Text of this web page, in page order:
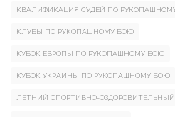
КВАЛИФИКАЦИЯ СУДЕЙ ПО
КЛУБЫ ПО РУКОПАШНОМУ БОЮ
КУБОК ЕВРОПЫ ПО РУКОПАШНОМУ БОЮ
КУБОК УКРАИНЫ ПО РУКОПАШНОМУ БОЮ
ЛЕТНИЙ СПОРТИВНО-ОЗДОРОВИТЕЛЬНЫЙ